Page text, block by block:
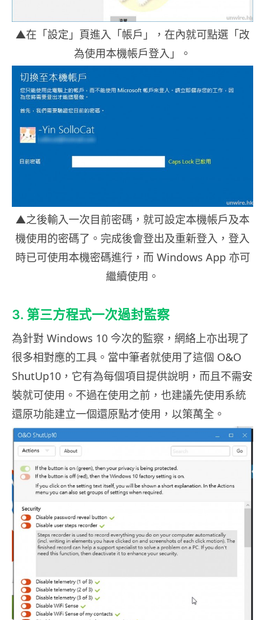
▲在「設定」頁進入「帳戶」，在內就可點選「改
為使用本機帳戶登入」。
▲之後輸入一次目前密碼，就可設定本機帳戶及本
機使用的密碼了。完成後會登出及重新登入，登入
時已可使用本機密碼進行，而 Windows App 亦可
繼續使用。
3. 第三方程式一次過封監察
為針對 Windows 10 今次的監察，網絡上亦出現了
很多相對應的工具。當中筆者就使用了這個 O&O
ShutUp10，它有為每個項目提供說明，而且不需安
裝就可使用。不過在使用之前，也建議先使用系統
還原功能建立一個還原點才使用，以策萬全。